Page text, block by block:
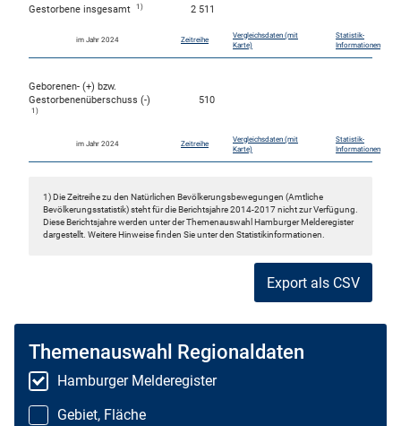
Gestorbene insgesamt 1) 2 511
im Jahr 2024 Zeitreihe
Vergleichsdaten (mit
Karte)
Statistik-
Informationen
Geborenen- (+) bzw.
Gestorbenenüberschuss (-)
1)
510
im Jahr 2024 Zeitreihe
Vergleichsdaten (mit
Karte)
Statistik-
Informationen
1) Die Zeitreihe zu den Natürlichen Bevölkerungsbewegungen (Amtliche
Bevölkerungsstatistik) steht für die Berichtsjahre 2014-2017 nicht zur Verfügung.
Diese Berichtsjahre werden unter der Themenauswahl Hamburger Melderegister
dargestellt. Weitere Hinweise finden Sie unter den Statistikinformationen.
Export als CSV
Themenauswahl Regionaldaten
Hamburger Melderegister
Gebiet, Fläche